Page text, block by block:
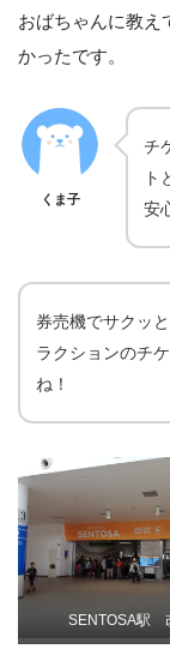
おばちゃんに教え
かったです。
くま子
チ
ト
安
券売機でサクッ
ラクションのチ
ね！
SENTOSA駅